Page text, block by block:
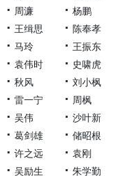
周濂
杨鹏
王缉思
陈奉孝
马玲
王振东
袁伟时
史啸虎
秋风
刘小枫
雷一宁
周枫
吴伟
沙叶新
葛剑雄
储昭根
许之远
袁刚
吴励生
朱学勤